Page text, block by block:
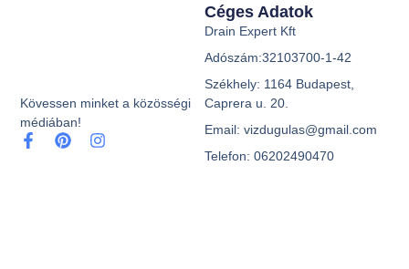
Kövessen minket a közösségi
médiában!
Céges Adatok
Drain Expert Kft
Adószám:32103700-1-42
Székhely: 1164 Budapest,
Caprera u. 20.
Email: vizdugulas@gmail.com
Telefon: 06202490470